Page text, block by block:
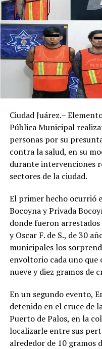
Ciudad Juárez.–
Pública Municipal
personas por su
contra la salud, en su
durante intervenciones
sectores de la ciudad.
El primer hecho ocurrió
Bocoyna y Privada
donde fueron arrestados
y Oscar F. de S., de 30
municipales los
envoltorio cada uno
nueve y diez gramos de
En un segundo evento,
detenido en el cruce de
Puerto de Palos, en la
localizarle entre sus
alrededor de 10 gramos